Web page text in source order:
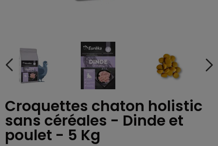
Croquettes chaton holistic
sans céréales - Dinde et
poulet - 5 Kg